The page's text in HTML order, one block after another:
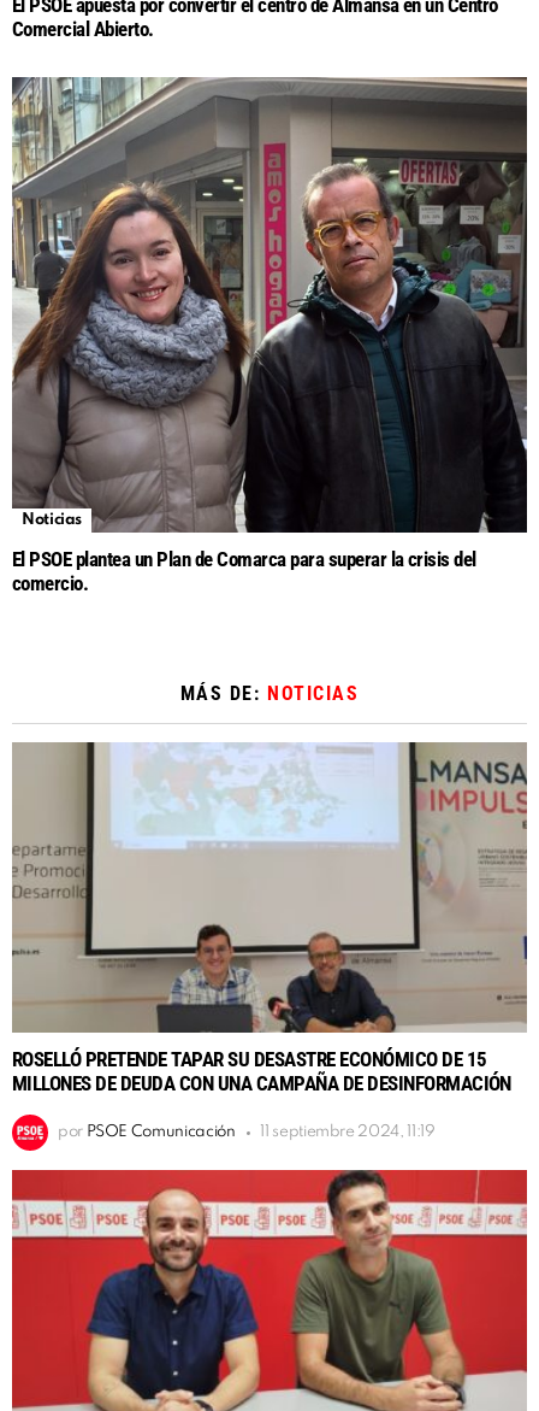
El PSOE apuesta por convertir el centro de Almansa en un Centro
Comercial Abierto.
Noticias
El PSOE plantea un Plan de Comarca para superar la crisis del
comercio.
MÁS DE: NOTICIAS
ROSELLÓ PRETENDE TAPAR SU DESASTRE ECONÓMICO DE 15
MILLONES DE DEUDA CON UNA CAMPAÑA DE DESINFORMACIÓN
por PSOE Comunicación 11 septiembre 2024, 11:19